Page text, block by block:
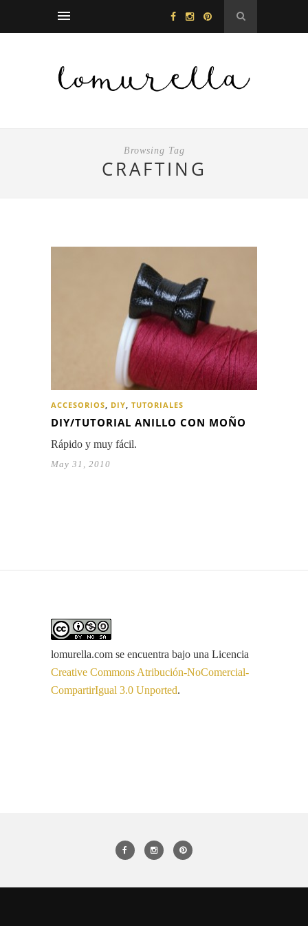
Browsing Tag
CRAFTING
ACCESORIOS, DIY, TUTORIALES
DIY/TUTORIAL ANILLO CON MOÑO
Rápido y muy fácil.
May 31, 2010
lomurella.com se encuentra bajo una Licencia
Creative Commons Atribución-NoComercial-
CompartirIgual 3.0 Unported.